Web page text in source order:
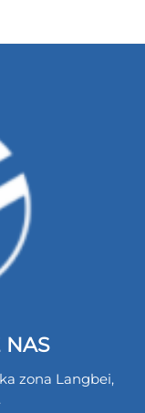
NAS
zona Langbei,